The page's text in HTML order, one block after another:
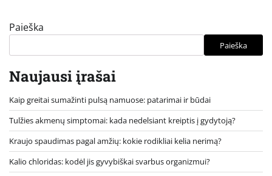
Paieška
Paieška
Naujausi įrašai
Kaip greitai sumažinti pulsą namuose: patarimai ir būdai
Tulžies akmenų simptomai: kada nedelsiant kreiptis į gydytoją?
Kraujo spaudimas pagal amžių: kokie rodikliai kelia nerimą?
Kalio chloridas: kodėl jis gyvybiškai svarbus organizmui?